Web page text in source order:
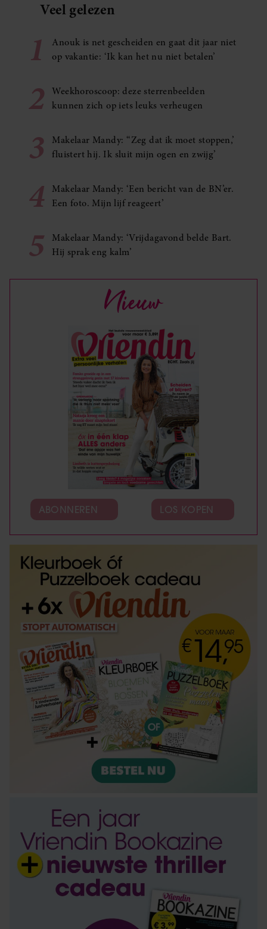
Veel gelezen
1
Anouk is net gescheiden en gaat dit jaar niet
op vakantie: ‘Ik kan het nu niet betalen’
2
Weekhoroscoop: deze sterrenbeelden
kunnen zich op iets leuks verheugen
3
Makelaar Mandy: ‘‘Zeg dat ik moet stoppen,’
fluistert hij. Ik sluit mijn ogen en zwijg’
4
Makelaar Mandy: ‘Een bericht van de BN’er.
Een foto. Mijn lijf reageert’
5
Makelaar Mandy: ‘Vrijdagavond belde Bart.
Hij sprak eng kalm’
Nieuw
ABONNEREN LOS KOPEN